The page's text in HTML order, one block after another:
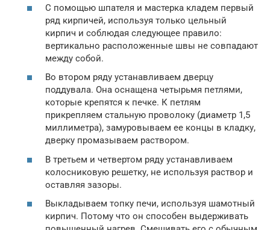
С помощью шпателя и мастерка кладем первый
ряд кирпичей, используя только цельный
кирпич и соблюдая следующее правило:
вертикально расположенные швы не совпадают
между собой.
Во втором ряду устанавливаем дверцу
поддувала. Она оснащена четырьмя петлями,
которые крепятся к печке. К петлям
прикрепляем стальную проволоку (диаметр 1,5
миллиметра), замуровываем ее концы в кладку,
дверку промазываем раствором.
В третьем и четвертом ряду устанавливаем
колосниковую решетку, не используя раствор и
оставляя зазоры.
Выкладываем топку печи, используя шамотный
кирпич. Потому что он способен выдерживать